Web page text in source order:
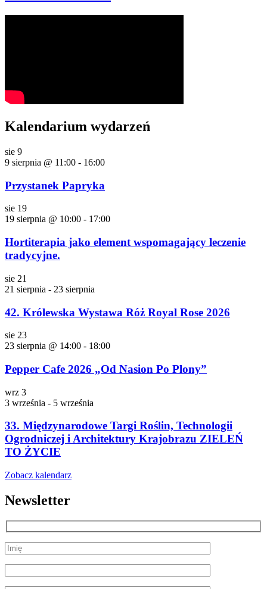
Kalendarium wydarzeń
sie 9
9 sierpnia @ 11:00 - 16:00
Przystanek Papryka
sie 19
19 sierpnia @ 10:00 - 17:00
Hortiterapia jako element wspomagający leczenie
tradycyjne.
sie 21
21 sierpnia - 23 sierpnia
42. Królewska Wystawa Róż Royal Rose 2026
sie 23
23 sierpnia @ 14:00 - 18:00
Pepper Cafe 2026 „Od Nasion Po Plony”
wrz 3
3 września - 5 września
33. Międzynarodowe Targi Roślin, Technologii
Ogrodniczej i Architektury Krajobrazu ZIELEŃ
TO ŻYCIE
Zobacz kalendarz
Newsletter